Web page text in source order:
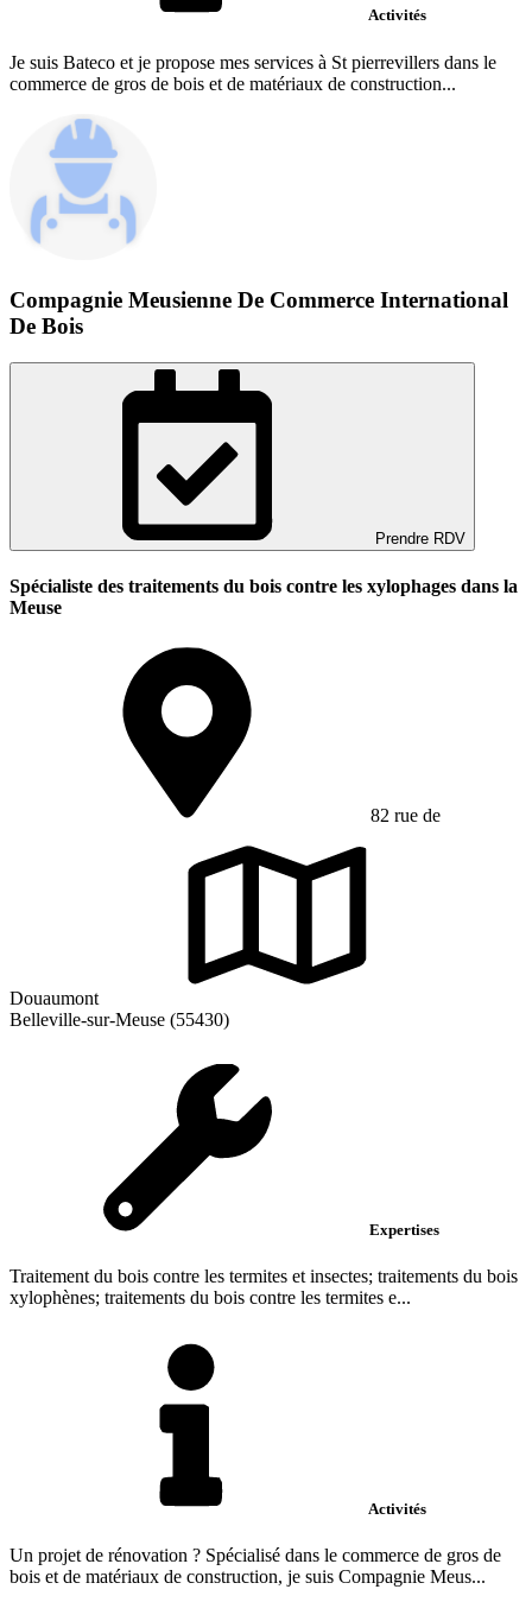
Activités
Je suis Bateco et je propose mes services à St pierrevillers dans le
commerce de gros de bois et de matériaux de construction...
Compagnie Meusienne De Commerce International
De Bois
Prendre RDV
Spécialiste des traitements du bois contre les xylophages dans la
Meuse
82 rue de
Douaumont
Belleville-sur-Meuse (55430)
Expertises
Traitement du bois contre les termites et insectes; traitements du bois
xylophènes; traitements du bois contre les termites e...
Activités
Un projet de rénovation ? Spécialisé dans le commerce de gros de
bois et de matériaux de construction, je suis Compagnie Meus...